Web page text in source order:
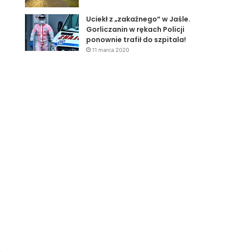
Uciekł z „zakaźnego” w Jaśle.
Gorliczanin w rękach Policji
ponownie trafił do szpitala!
11 marca 2020